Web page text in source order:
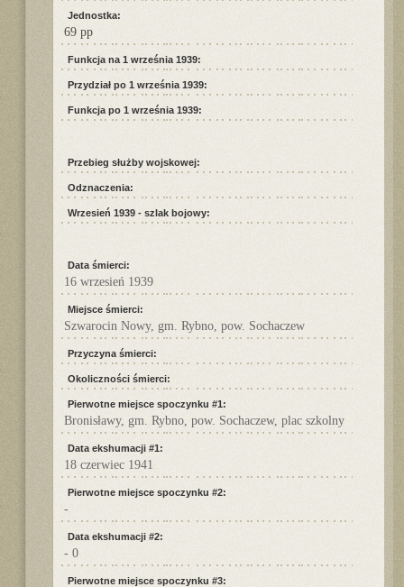
Jednostka:
69 pp
Funkcja na 1 września 1939:
Przydział po 1 września 1939:
Funkcja po 1 września 1939:
Przebieg służby wojskowej:
Odznaczenia:
Wrzesień 1939 - szlak bojowy:
Data śmierci:
16 wrzesień 1939
Miejsce śmierci:
Szwarocin Nowy, gm. Rybno, pow. Sochaczew
Przyczyna śmierci:
Okoliczności śmierci:
Pierwotne miejsce spoczynku #1:
Bronisławy, gm. Rybno, pow. Sochaczew, plac szkolny
Data ekshumacji #1:
18 czerwiec 1941
Pierwotne miejsce spoczynku #2:
-
Data ekshumacji #2:
- 0
Pierwotne miejsce spoczynku #3: